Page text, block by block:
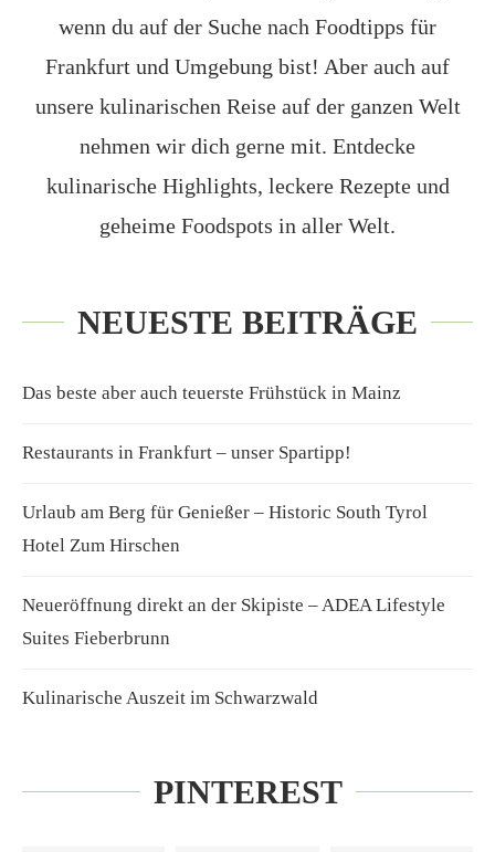
wenn du auf der Suche nach Foodtipps für
Frankfurt und Umgebung bist! Aber auch auf
unsere kulinarischen Reise auf der ganzen Welt
nehmen wir dich gerne mit. Entdecke
kulinarische Highlights, leckere Rezepte und
geheime Foodspots in aller Welt.
NEUESTE BEITRÄGE
Das beste aber auch teuerste Frühstück in Mainz
Restaurants in Frankfurt – unser Spartipp!
Urlaub am Berg für Genießer – Historic South Tyrol
Hotel Zum Hirschen
Neueröffnung direkt an der Skipiste – ADEA Lifestyle
Suites Fieberbrunn
Kulinarische Auszeit im Schwarzwald
PINTEREST